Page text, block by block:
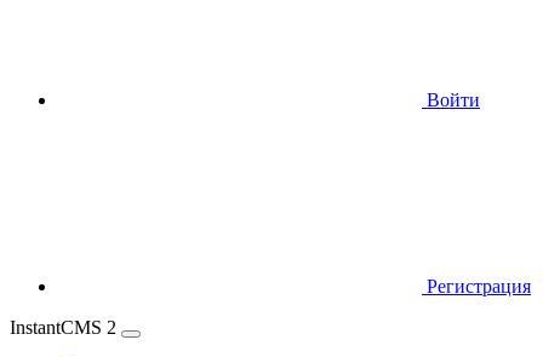
Войти
Регистрация
InstantCMS 2